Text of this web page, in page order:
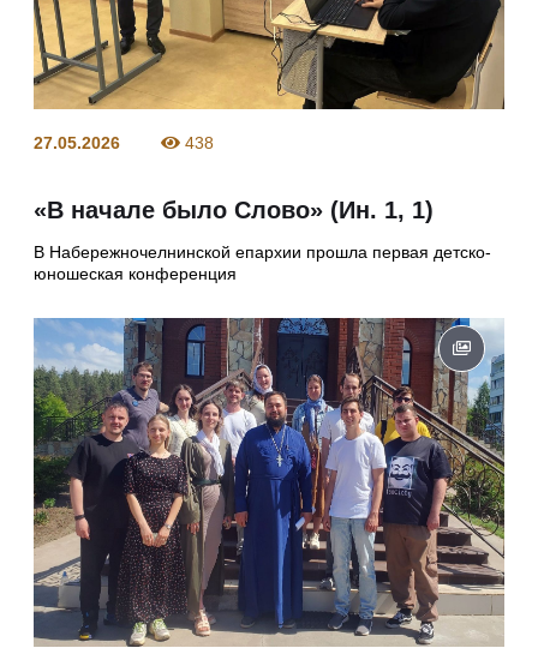
27.05.2026 438
«В начале было Слово» (Ин. 1, 1)
В Набережночелнинской епархии прошла первая детско-
юношеская конференция